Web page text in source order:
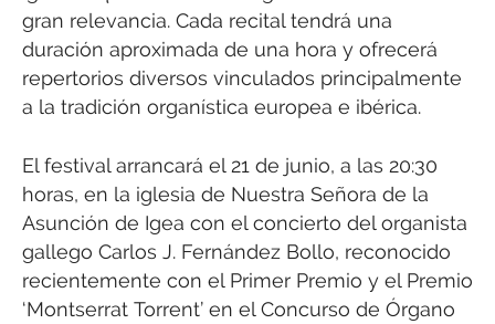
gran relevancia. Cada recital tendrá una
duración aproximada de una hora y ofrecerá
repertorios diversos vinculados principalmente
a la tradición organística europea e ibérica.
El festival arrancará el 21 de junio, a las 20:30
horas, en la iglesia de Nuestra Señora de la
Asunción de Igea con el concierto del organista
gallego Carlos J. Fernández Bollo, reconocido
recientemente con el Primer Premio y el Premio
‘Montserrat Torrent’ en el Concurso de Órgano